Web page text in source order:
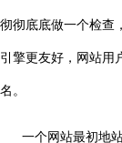
彻彻底底做一个检查
引擎更友好，网站用
名。
一个网站最初地